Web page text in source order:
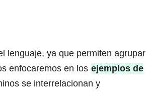
lenguaje, ya que permiten agrupar
enfocaremos en los ejemplos de
se interrelacionan y